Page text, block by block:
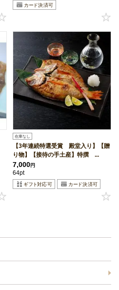
在庫なし
【3年連続特選受賞 殿堂入り】【贈
り物】【接待の手土産】特撰 ...
7,000円
64pt